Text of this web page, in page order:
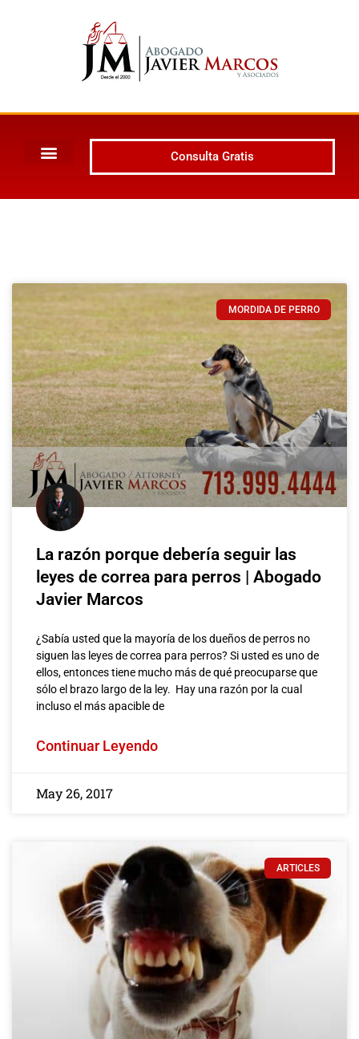
Consulta Gratis
MORDIDA DE PERRO
La razón porque debería seguir las
leyes de correa para perros | Abogado
Javier Marcos
¿Sabía usted que la mayoría de los dueños de perros no
siguen las leyes de correa para perros? Si usted es uno de
ellos, entonces tiene mucho más de qué preocuparse que
sólo el brazo largo de la ley. Hay una razón por la cual
incluso el más apacible de
Continuar Leyendo
May 26, 2017
ARTICLES